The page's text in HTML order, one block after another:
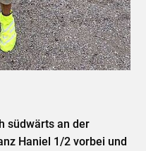
südwärts an der
Haniel 1/2 vorbei und